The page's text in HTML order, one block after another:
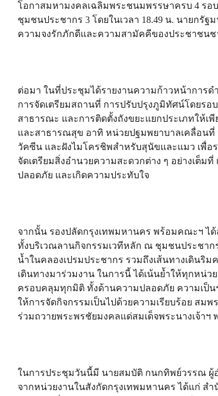
โอกาสมหามงคลเฉลิมพระชนมพรรษาครบ 4 รอ
ชุมชนประชากร 3 โดยในเวลา 18.49 น. นายกรั
ความจงรักภักดีและความสามัคคีของประชาชน
ต่อมา ในที่ประชุมได้รายงานความก้าวหน้าการด
การจัดเตรียมสถานที่ การปรับปรุงภูมิทัศน์โดยรอ
สาธารณะ และการติดตั้งถังขยะแยกประเภทให้
และสาธารณสุข อาทิ หน่วยปฐมพยาบาลเคลื่อน
วัคซีน และฝังไมโครชิพสำหรับสุนัขและแมว เพื่
จัดเตรียมสิ่งอำนวยความสะดวกต่าง ๆ อย่างเต็ม
ปลอดภัย และเกิดความประทับใจ
จากนั้น รองปลัดกรุงเทพมหานคร พร้อมคณะฯ ไ
ทั้งบริเวณลานกิจกรรมเวทีหลัก ณ ชุมชนประชาก
น้ำในคลองเปรมประชากร รวมถึงเส้นทางเดินริ
เดินทางมาร่วมงาน ในการนี้ ได้เน้นย้ำให้ทุกหน่
ครอบคลุมทุกมิติ ทั้งด้านความปลอดภัย ความเป็น
ให้การจัดกิจกรรมเป็นไปด้วยความเรียบร้อย สม
ร่วมถวายพระพรชัยมงคลแด่สมเด็จพระนางเจ้า
ในการประชุมวันนี้มี นายสมบัติ กนกทิพย์วรรณ ผู้
จากหน่วยงานในสังกัดกรุงเทพมหานคร ได้แก่ ส